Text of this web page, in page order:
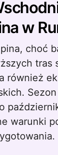
w
choć
tras
również
warunki